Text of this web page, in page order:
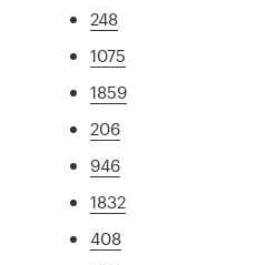
248
1075
1859
206
946
1832
408